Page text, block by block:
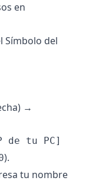
en
Símbolo del
→
de tu PC]
).
tu nombre